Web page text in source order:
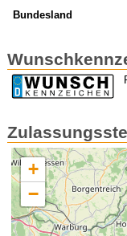
Bundesland
+
−